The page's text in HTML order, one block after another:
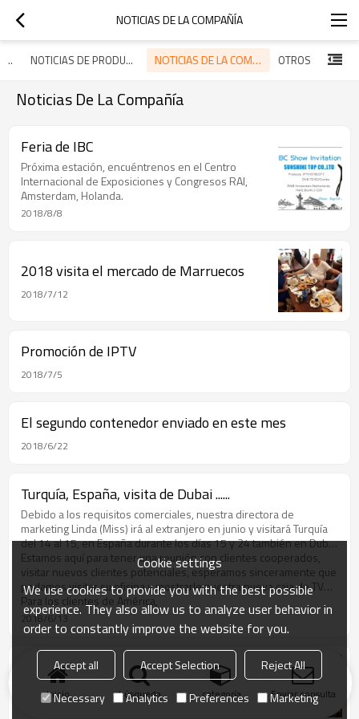
NOTICIAS DE LA COMPAÑÍA
NOTICIAS DE LA INDUSTRIA NOTICIAS DE PRODUCTOS NOTICIAS DE LA COMPAÑÍA OTROS
Noticias De La Compañía
Feria de IBC
Próxima estación, encuéntrenos en el Centro
Internacional de Exposiciones y Congresos RAI,
Amsterdam, Holanda.
2018/8/8
2018 visita el mercado de Marruecos
2018/7/12
Promoción de IPTV
2018/7/5
El segundo contenedor enviado en este mes
2018/6/22
Turquía, España, visita de Dubai ......
Debido a los requisitos comerciales, nuestra directora de
marketing Linda (Miss) irá al extranjero en junio y visitará Turquía
del 14 al 15, en España durante los días 15 y 24 también en Dubai
antes del 28 de junio.
Estamos aquí para tener una reunión con clientes cooperados,
visitar nuevos clientes potenciales, esperamos sinceramente que
podamos visitar su oficina y mostrarle nuestra nueva caja de TV
Android y también cómo funciona nuestro estable servidor de
IPTV.
Para los clientes de América,
2018/6/13
Freedom fly en Estados Unidos
2018/1/6
Inicio búsqueda categoría Enviar consulta
Cookie settings
We use cookies to provide you with the best possible
experience. They also allow us to analyze user behavior in
order to constantly improve the website for you.
Accept all Accept Selection
Reject All
Necessary
Analytics Preferences Marketing